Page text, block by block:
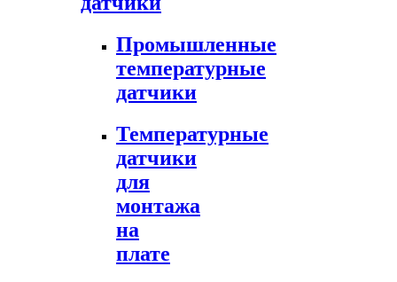
Промышленные
температурные
датчики
Температурные
датчики
для
монтажа
на
плате